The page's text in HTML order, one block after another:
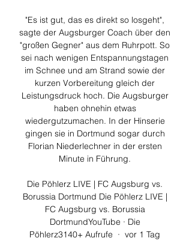
"Es ist gut, das es direkt so losgeht",
sagte der Augsburger Coach über den
"großen Gegner" aus dem Ruhrpott. So
sei nach wenigen Entspannungstagen
im Schnee und am Strand sowie der
kurzen Vorbereitung gleich der
Leistungsdruck hoch. Die Augsburger
haben ohnehin etwas
wiedergutzumachen. In der Hinserie
gingen sie in Dortmund sogar durch
Florian Niederlechner in der ersten
Minute in Führung.
Die Pöhlerz LIVE | FC Augsburg vs.
Borussia Dortmund Die Pöhlerz LIVE |
FC Augsburg vs. Borussia
DortmundYouTube · Die
Pöhlerz3140+ Aufrufe  ·  vor 1 Tag